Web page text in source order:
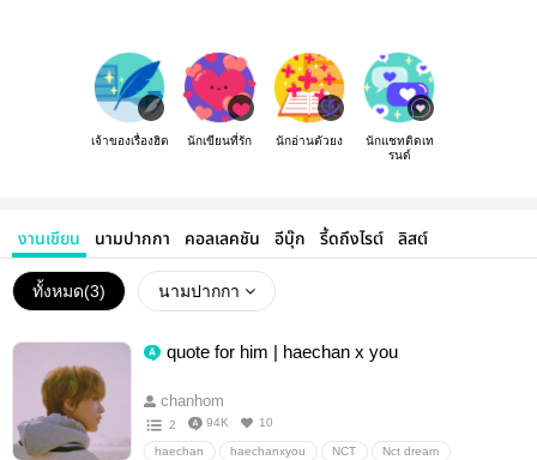
เจ้าของเรื่องฮิต นักเขียนที่รัก นักอ่านตัวยง
นักแชทติดเท
รนด์
งานเขียน นามปากกา คอลเลคชัน อีบุ๊ก รี้ดถึงไรต์ ลิสต์
ทั้งหมด(3) นามปากกา
quote for him | haechan x you
chanhom
2 94K 10
haechan haechanxyou NCT Nct dream